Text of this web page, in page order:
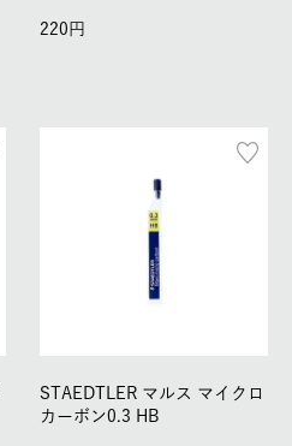
220
STAEDTLER マルス マイクロ
カーボン0.3 HB